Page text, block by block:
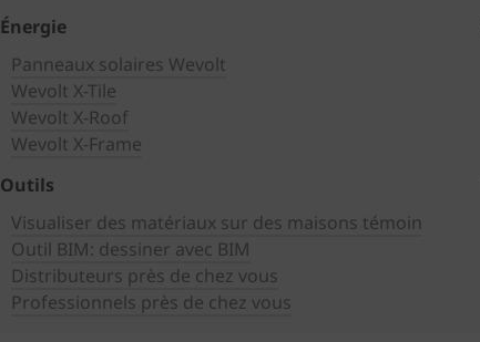
Énergie
Panneaux solaires Wevolt
Wevolt X-Tile
Wevolt X-Roof
Wevolt X-Frame
Outils
Visualiser des matériaux sur des maisons témoin
Outil BIM: dessiner avec BIM
Distributeurs près de chez vous
Professionnels près de chez vous